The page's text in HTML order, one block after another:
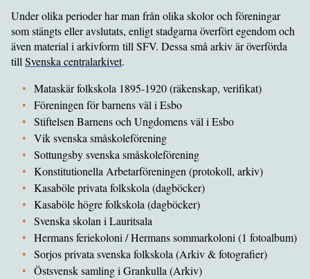
Under olika perioder har man från olika skolor och föreningar
som stängts eller avslutats, enligt stadgarna överfört egendom och
även material i arkivform till SFV. Dessa små arkiv är överförda
till Svenska centralarkivet.
Mataskär folkskola 1895-1920 (räkenskap, verifikat)
Föreningen för barnens väl i Esbo
Stiftelsen Barnens och Ungdomens väl i Esbo
Vik svenska småskoleförening
Sottungsby svenska småskoleförening
Konstitutionella Arbetarföreningen (protokoll, arkiv)
Kasaböle privata folkskola (dagböcker)
Kasaböle högre folkskola (dagböcker)
Svenska skolan i Lauritsala
Hermans feriekoloni / Hermans sommarkoloni (1 fotoalbum)
Sorjos privata svenska folkskola (Arkiv & fotografier)
Östsvensk samling i Grankulla (Arkiv)